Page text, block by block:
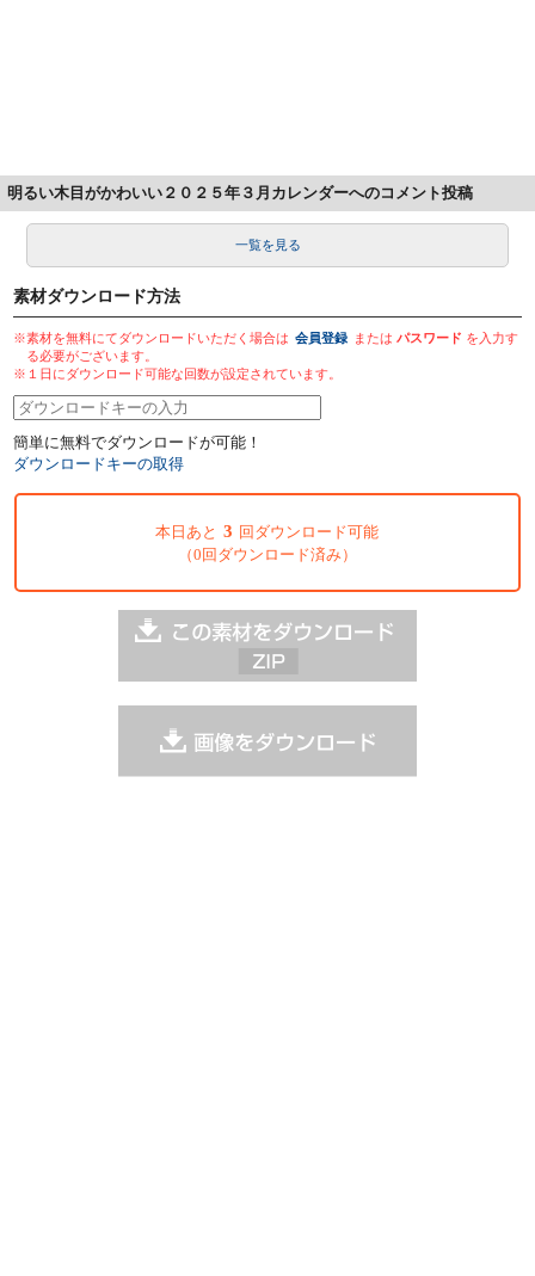
明るい木目がかわいい２０２５年３月カレンダーへのコメント投稿
一覧を見る
素材ダウンロード方法
※素材を無料にてダウンロードいただく場合は 会員登録 またはパスワード を入力す
る必要がございます。
※１日にダウンロード可能な回数が設定されています。
簡単に無料でダウンロードが可能！
ダウンロードキーの取得
本日あと 3 回ダウンロード可能
（0回ダウンロード済み）